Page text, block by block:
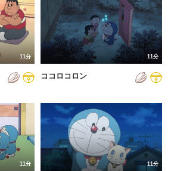
11分 11分
ココロコロン
11分 11分